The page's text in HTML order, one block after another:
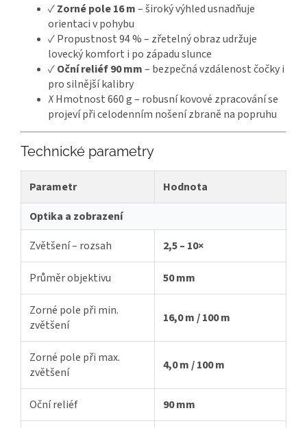
✓Zorné pole 16 m– široký výhled usnadňuje
orientaci v pohybu
✓ Propustnost 94 % – zřetelný obraz udržuje
lovecký komfort i po západu slunce
✓Oční reliéf 90 mm– bezpečná vzdálenost čočky i
pro silnější kalibry
✗ Hmotnost 660 g – robusní kovové zpracování se
projeví při celodenním nošení zbraně na popruhu
Technické parametry
Parametr
Hodnota
Optika a zobrazení
Zvětšení – rozsah
2,5 – 10×
Průměr objektivu 50 mm
Zorné pole při min.
zvětšení
16,0 m / 100 m
Zorné pole při max.
zvětšení
4,0 m / 100 m
Oční reliéf 90 mm